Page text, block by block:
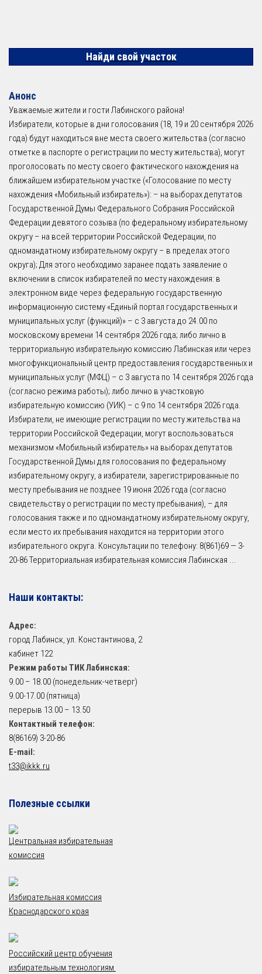
Найди свой участок
Анонс
Уважаемые жители и гости Лабинского района!
Избиратели, которые в дни голосования (18, 19 и 20 сентября 2026
года) будут находиться вне места своего жительства (согласно
отметке в паспорте о регистрации по месту жительства), могут
проголосовать по месту своего фактического нахождения на
ближайшем избирательном участке («Голосование по месту
нахождения «Мобильный избиратель»): – на выборах депутатов
Государственной Думы Федерального Собрания Российской
Федерации девятого созыва (по федеральному избирательному
округу – на всей территории Российской Федерации, по
одномандатному избирательному округу – в пределах этого
округа); Для этого необходимо заранее подать заявление о
включении в список избирателей по месту нахождения: в
электронном виде через федеральную государственную
информационную систему «Единый портал государственных и
муниципальных услуг (функций)» – с 3 августа до 24.00 по
московскому времени 14 сентября 2026 года; либо лично в
территориальную избирательную комиссию Лабинская или через
многофункциональный центр предоставления государственных и
муниципальных услуг (МФЦ) – с 3 августа по 14 сентября 2026 года
(согласно режима работы); либо лично в участковую
избирательную комиссию (УИК) – с 9 по 14 сентября 2026 года.
Избиратели, не имеющие регистрации по месту жительства на
территории Российской Федерации, могут воспользоваться
механизмом «Мобильный избиратель» на выборах депутатов
Государственной Думы для голосования по федеральному
избирательному округу, а избиратели, зарегистрированные по
месту пребывания не позднее 19 июня 2026 года (согласно
свидетельству о регистрации по месту пребывания), – для
голосования также и по одномандатному избирательному округу,
если место их пребывания находится на территории этого
избирательного округа. Консультации по телефону: 8(861)69 — 3-
20-86 Территориальная избирательная комиссия Лабинская ...
Наши контакты:
Адрес:
город Лабинск, ул. Константинова, 2
кабинет 122
Режим работы ТИК Лабинская:
9.00 – 18.00 (понедельник-четверг)
9.00-17.00 (пятница)
перерыв 13.00 – 13.50
Контактный телефон:
8(86169) 3-20-86
E-mail:
t33@ikkk.ru
Полезные ссылки
Центральная избирательная
комиссия
Избирательная комиссия
Краснодарского края
Российский центр обучения
избирательным технологиям